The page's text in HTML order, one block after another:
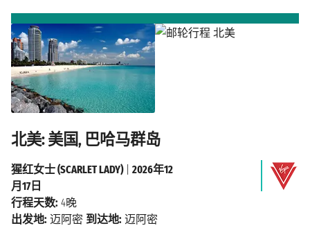
北美: 美国, 巴哈马群岛
猩红女士 (SCARLET LADY)| 2026年12
月17日
行程天数: 4晚
出发地: 迈阿密 到达地: 迈阿密